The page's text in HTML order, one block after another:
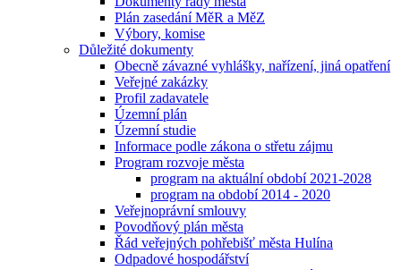
Plán zasedání MěR a MěZ
Výbory, komise
Důležité dokumenty
Obecně závazné vyhlášky, nařízení, jiná opatření
Veřejné zakázky
Profil zadavatele
Územní plán
Územní studie
Informace podle zákona o střetu zájmu
Program rozvoje města
program na aktuální období 2021-2028
program na období 2014 - 2020
Veřejnoprávní smlouvy
Povodňový plán města
Řád veřejných pohřebišť města Hulína
Odpadové hospodářství